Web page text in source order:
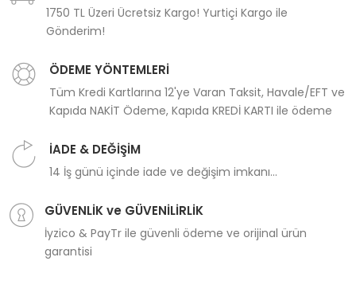
1750 TL Üzeri Ücretsiz Kargo! Yurtiçi Kargo ile
Gönderim!
ÖDEME YÖNTEMLERİ
Tüm Kredi Kartlarına 12'ye Varan Taksit, Havale/EFT ve
Kapıda NAKİT Ödeme, Kapıda KREDİ KARTI ile ödeme
İADE & DEĞİŞİM
14 İş günü içinde iade ve değişim imkanı...
GÜVENLİK ve GÜVENİLİRLİK
İyzico & PayTr ile güvenli ödeme ve orijinal ürün
garantisi